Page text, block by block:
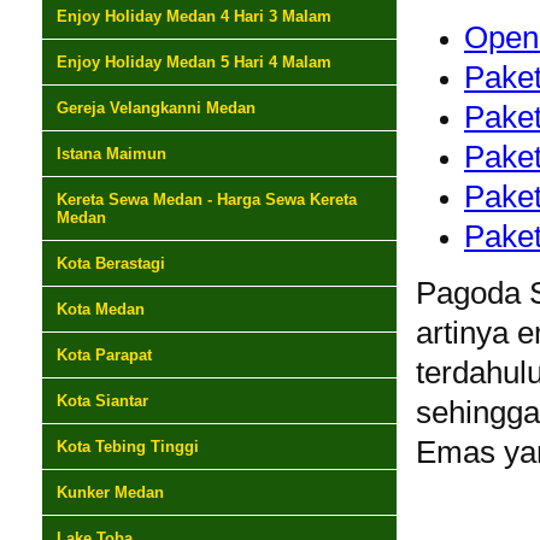
Enjoy Holiday Medan 4 Hari 3 Malam
Enjoy Holiday Medan 5 Hari 4 Malam
Gereja Velangkanni Medan
Istana Maimun
Kereta Sewa Medan - Harga Sewa Kereta
Medan
Kota Berastagi
Kota Medan
Kota Parapat
Kota Siantar
Kota Tebing Tinggi
Kunker Medan
Pagoda
artinya
Emas